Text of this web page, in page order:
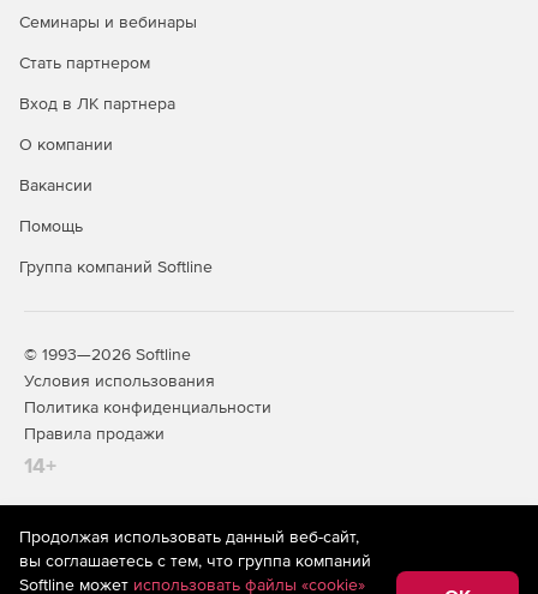
Семинары и вебинары
Стать партнером
Вход в ЛК партнера
О компании
Вакансии
Помощь
Группа компаний Softline
© 1993—2026 Softline
Условия использования
Политика конфиденциальности
Правила продажи
14+
На информационном ресурсе store.softline.ru применяются
рекомендательные технологии(информационные технологии
предоставления информации на основе сбора,
Продолжая использовать данный веб-сайт,
вы соглашаетесь с тем, что группа компаний
Softline может использовать файлы «cookie»